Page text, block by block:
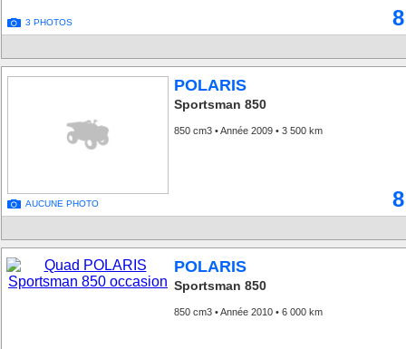
3 PHOTOS
AUCUNE PHOTO
POLARIS
Sportsman 850
850 cm3 • Année 2009 • 3 500 km
POLARIS
Sportsman 850
850 cm3 • Année 2010 • 6 000 km